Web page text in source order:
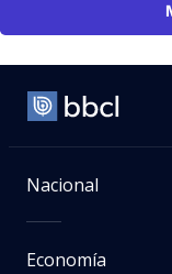
Nacional
Economía